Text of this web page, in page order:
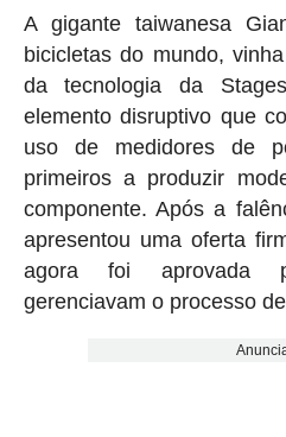
A gigante taiwanesa
bicicletas do mundo,
da tecnologia da
elemento disruptivo que
uso de medidores de
primeiros a produzir
componente. Após a
apresentou uma oferta
agora foi aprovada
gerenciavam o processo